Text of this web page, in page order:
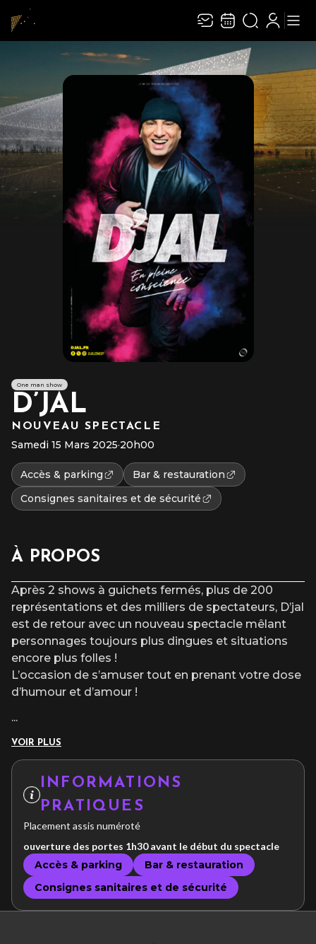
Recevez toute l’actualité en vous abonnant à
notre newsletter :
ENVOYER
Rivaj Group traite votre adresse électronique pour la gestion de votre
abonnement à la newsletter de
Le Capitole en Champagne
. Vous pouvez retirer
votre consentement à tout moment. Pour en savoir plus, consultez notre
politique de protection des données.
One man show
D’JAL
NOUVEAU SPECTACLE
Samedi 15 Mars 2025·20h00
Accès & parking
Bar & restauration
Consignes sanitaires et de sécurité
À PROPOS
Après 2 shows à guichets fermés, plus de 200
représentations et des milliers de spectateurs, D’jal
est de retour avec un nouveau spectacle mêlant
personnages toujours plus dingues et situations
encore plus folles !
L’occasion de s’amuser tout en prenant votre dose
d’humour et d’amour !
...
VOIR PLUS
INFORMATIONS
PRATIQUES
Placement assis numéroté
ouverture des portes 1h30 avant le début du spectacle
Accès & parking
Bar & restauration
Consignes sanitaires et de sécurité